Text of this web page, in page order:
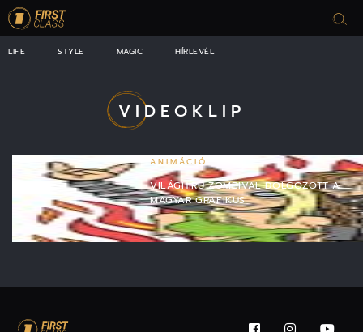
LIFE STYLE MAGIC HÍRLEVÉL
VIDEOKLIP
ANIMÁCIÓ
VILÁGHÍRŰ ZOMBIVAL DOLGOZOTT A
MAGYAR GRAFIKUS